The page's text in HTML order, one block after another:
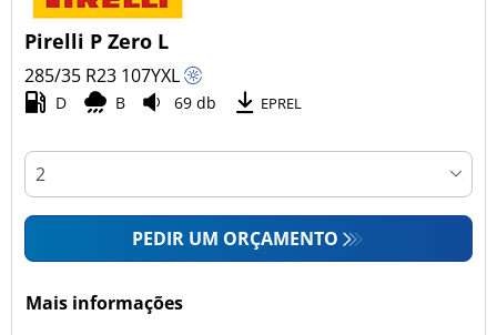
Pirelli P Zero L
285/35 R23 107YXL
D B 69 db EPREL
PEDIR UM ORÇAMENTO
Mais informações